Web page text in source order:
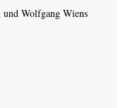
und Wolfgang Wiens